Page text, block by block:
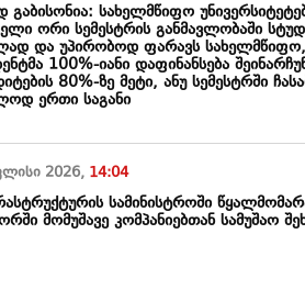
გაბისონია: სახელმწიფო
ორი სემესტრის განმავლობაში
და უპირობოდ ფარავს
100%-იანი დაფინანსება
80%-ზე მეტი, ანუ სემესტრში
ერთი საგანი
2026, 14:04
სამინისტროში
მომუშავე კომპანიებთან სამუშაო